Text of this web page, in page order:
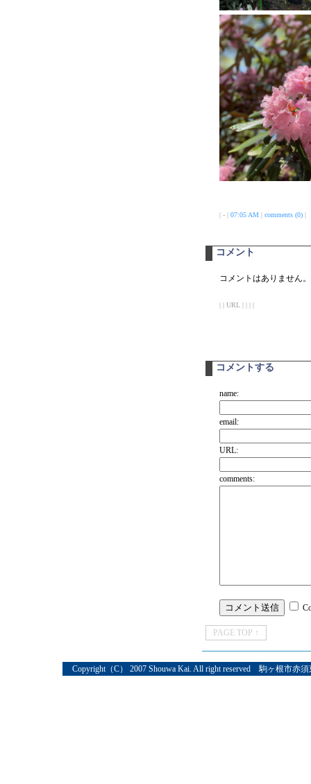
| - | 07:05 AM| comments (0)|
コメント
コメントはありません。
| | URL | | | |
コメントする
name:
email:
URL:
comments:
PAGE TOP ↑
Copyright（C） 2007 Shouwa Kai. All right reserved 駒ヶ根市